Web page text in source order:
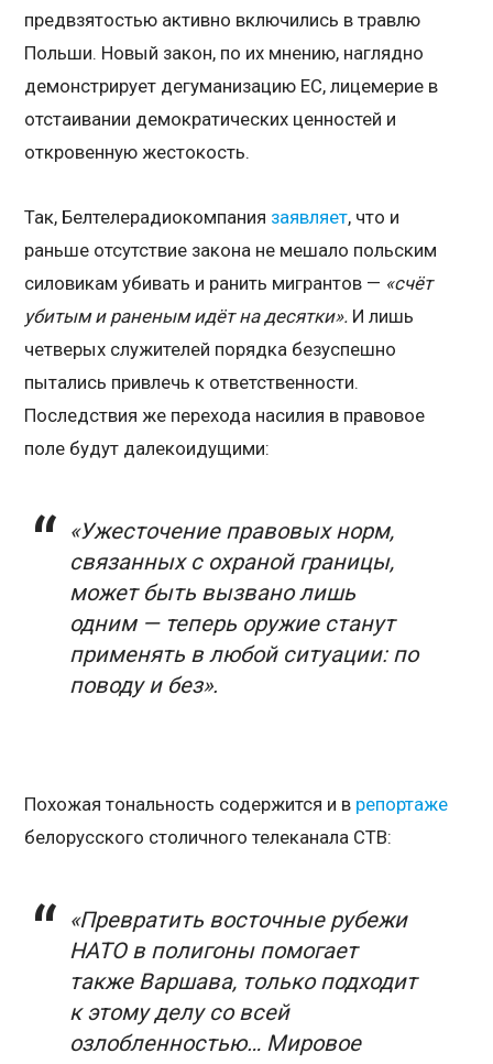
предвзятостью активно включились в травлю
Польши. Новый закон, по их мнению, наглядно
демонстрирует дегуманизацию ЕС, лицемерие в
отстаивании демократических ценностей и
откровенную жестокость.
Так, Белтелерадиокомпания заявляет, что и
раньше отсутствие закона не мешало польским
силовикам убивать и ранить мигрантов — «счёт
убитым и раненым идёт на десятки». И лишь
четверых служителей порядка безуспешно
пытались привлечь к ответственности.
Последствия же перехода насилия в правовое
поле будут далекоидущими:
«Ужесточение правовых норм,
связанных с охраной границы,
может быть вызвано лишь
одним — теперь оружие станут
применять в любой ситуации: по
поводу и без».
Похожая тональность содержится и в репортаже
белорусского столичного телеканала СТВ:
«Превратить восточные рубежи
НАТО в полигоны помогает
также Варшава, только подходит
к этому делу со всей
озлобленностью… Мировое